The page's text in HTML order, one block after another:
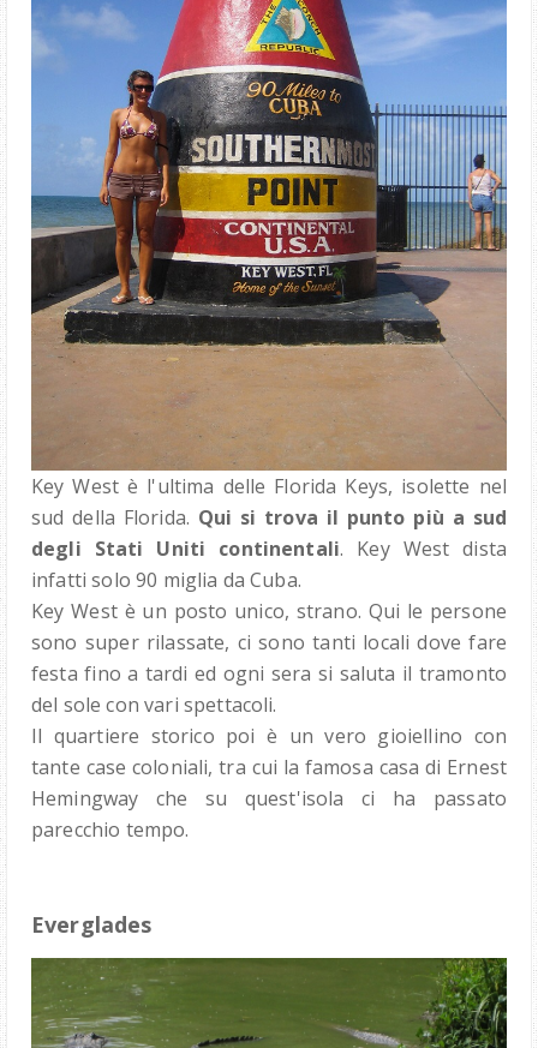
Key West è l'ultima delle Florida Keys, isolette nel
sud della Florida. Qui si trova il punto più a sud
degli Stati Uniti continentali. Key West dista
infatti solo 90 miglia da Cuba.
Key West è un posto unico, strano. Qui le persone
sono super rilassate, ci sono tanti locali dove fare
festa fino a tardi ed ogni sera si saluta il tramonto
del sole con vari spettacoli.
Il quartiere storico poi è un vero gioiellino con
tante case coloniali, tra cui la famosa casa di Ernest
Hemingway che su quest'isola ci ha passato
parecchio tempo.
Everglades